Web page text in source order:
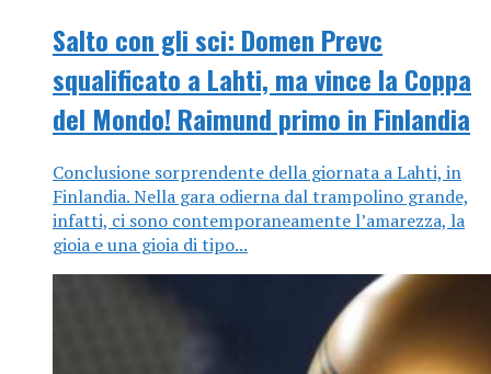
Salto con gli sci: Domen Prevc
squalificato a Lahti, ma vince la Coppa
del Mondo! Raimund primo in Finlandia
Conclusione sorprendente della giornata a Lahti, in
Finlandia. Nella gara odierna dal trampolino grande,
infatti, ci sono contemporaneamente l’amarezza, la
gioia e una gioia di tipo...